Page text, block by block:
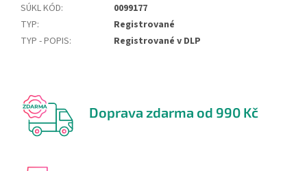
SÚKL KÓD:
0099177
TYP:
Registrované
TYP - POPIS: Registrované v DLP
Doprava zdarma od 990 Kč